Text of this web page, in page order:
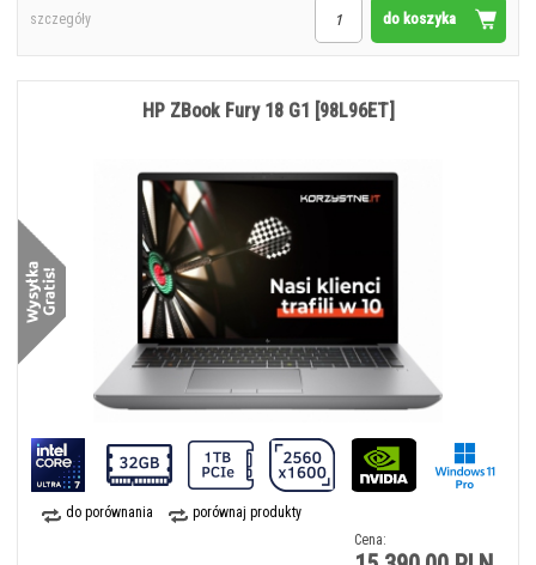
do koszyka
szczegóły
do porównania
porównaj produkty
Cena:
HP ZBook Fury 18 G1 [98L96ET]